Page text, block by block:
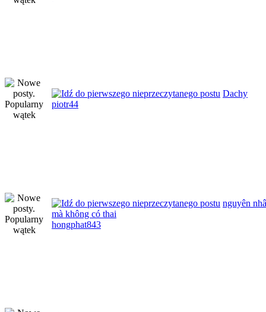
Dachy
piotr44
nguyên
mà không có thai
hongphat843